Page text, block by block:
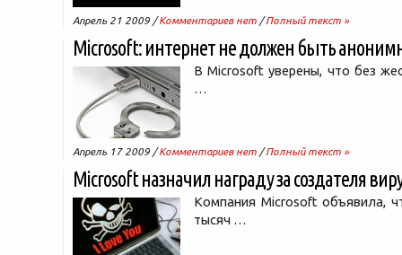
Апрель 21 2009 /Комментариев нет /Полный текст »
Microsoft: интернет не должен быть
В Microsoft уверены, что без
…
Апрель 17 2009 /Комментариев нет /Полный текст »
Microsoft назначил награду за создателя
Компания Microsoft объявила,
тысяч …